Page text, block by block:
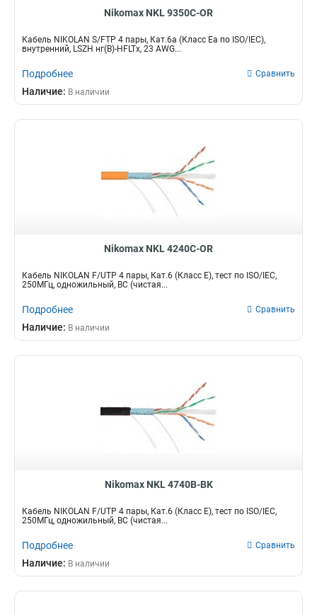
Nikomax NKL 9350C-OR
Кабель NIKOLAN S/FTP 4 пары, Кат.6a (Класс Ea по ISO/IEC),
внутренний, LSZH нг(В)-HFLTx, 23 AWG...
Подробнее Сравнить
Наличие: В наличии
Nikomax NKL 4240C-OR
Кабель NIKOLAN F/UTP 4 пары, Кат.6 (Класс E), тест по ISO/IEC,
250МГц, одножильный, BC (чистая...
Подробнее Сравнить
Наличие: В наличии
Nikomax NKL 4740B-BK
Кабель NIKOLAN F/UTP 4 пары, Кат.6 (Класс E), тест по ISO/IEC,
250МГц, одножильный, BC (чистая...
Подробнее Сравнить
Наличие: В наличии